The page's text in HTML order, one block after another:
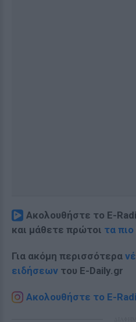
Ακολουθήστε το E-
και μάθετε πρώτοι τα
Για ακόμη περισσότερα
ειδήσεων του E-Daily.gr
Ακολουθήστε το E-